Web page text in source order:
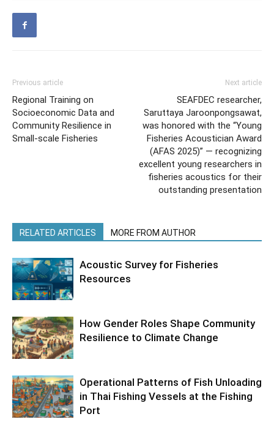
Previous article
Regional Training on
Socioeconomic Data and
Community Resilience in
Small-scale Fisheries
Next article
SEAFDEC researcher,
Saruttaya Jaroonpongsawat,
was honored with the “Young
Fisheries Acoustician Award
(AFAS 2025)” — recognizing
excellent young researchers in
fisheries acoustics for their
outstanding presentation
RELATED ARTICLES MORE FROM AUTHOR
Acoustic Survey for Fisheries
Resources
How Gender Roles Shape Community
Resilience to Climate Change
Operational Patterns of Fish Unloading
in Thai Fishing Vessels at the Fishing
Port